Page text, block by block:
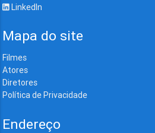
LinkedIn
Mapa do site
Filmes
Atores
Diretores
Política de Privacidade
Endereço